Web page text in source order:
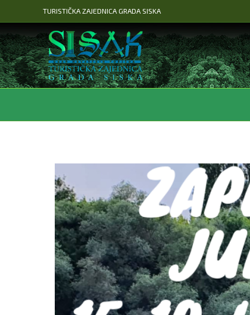
na
sadržaj
TURISTIČKA ZAJEDNICA GRADA SISKA